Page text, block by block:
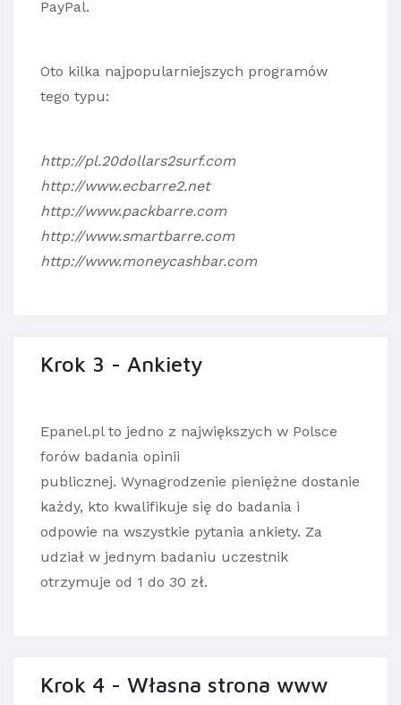
PayPal.
Oto kilka najpopularniejszych programów
tego typu:
http://pl.20dollars2surf.com
http://www.ecbarre2.net
http://www.packbarre.com
http://www.smartbarre.com
http://www.moneycashbar.com
Krok 3 - Ankiety
Epanel.pl to jedno z największych w Polsce
forów badania opinii
publicznej. Wynagrodzenie pieniężne dostanie
każdy, kto kwalifikuje się do badania i
odpowie na wszystkie pytania ankiety. Za
udział w jednym badaniu uczestnik
otrzymuje od 1 do 30 zł.
Krok 4 - Własna strona www